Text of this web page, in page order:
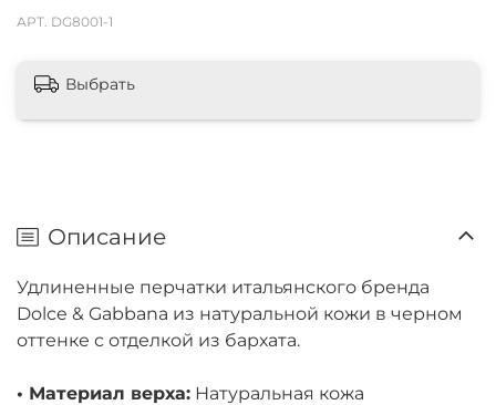
АРТ. DG8001-1
Выбрать
Описание
Удлиненные перчатки итальянского бренда
Dolce & Gabbana из натуральной кожи в черном
оттенке с отделкой из бархата.
• Материал верха: Натуральная кожа